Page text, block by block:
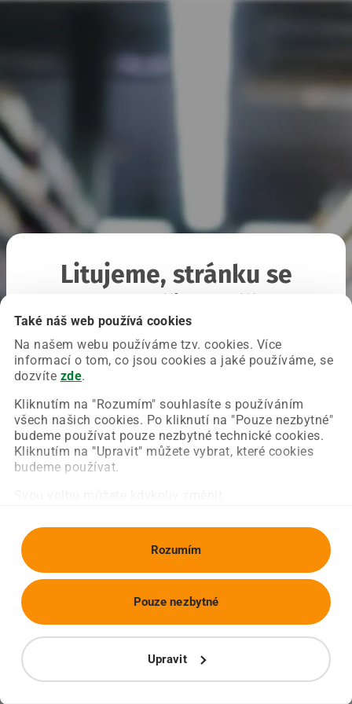
Také náš web používá cookies
Na našem webu používáme tzv. cookies. Více
informací o tom, co jsou cookies a jaké používáme, se
dozvíte zde.
Kliknutím na "Rozumím" souhlasíte s používáním
všech našich cookies. Po kliknutí na "Pouze nezbytné"
budeme používat pouze nezbytné technické cookies.
Kliknutím na "Upravit" můžete vybrat, které cookies
budeme používat.
Rozumím
Upravit
Pouze nezbytné
Litujeme, stránku se
Chyba nastala na naší straně a už ji opravujeme.
Zkuste prosím znovu načíst požadovanou stránku.
Obnovit stránku Úvodní strana